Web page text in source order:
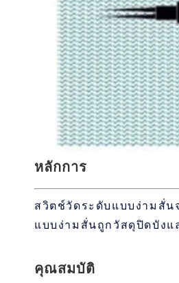
หลักการ
สวิตช์วัดระดับแบบง่ามสั่น
แบบง่ามสั่นถูกวัสดุปิดบังแ
คุณสมบัติ